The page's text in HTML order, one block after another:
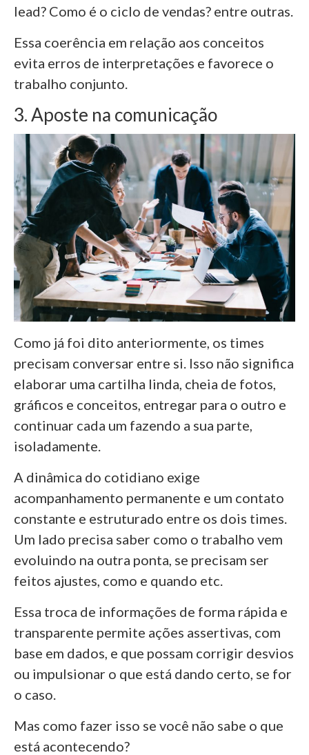
lead? Como é o ciclo de vendas? entre outras.
Essa coerência em relação aos conceitos
evita erros de interpretações e favorece o
trabalho conjunto.
3. Aposte na comunicação
Como já foi dito anteriormente, os times
precisam conversar entre si. Isso não significa
elaborar uma cartilha linda, cheia de fotos,
gráficos e conceitos, entregar para o outro e
continuar cada um fazendo a sua parte,
isoladamente.
A dinâmica do cotidiano exige
acompanhamento permanente e um contato
constante e estruturado entre os dois times.
Um lado precisa saber como o trabalho vem
evoluindo na outra ponta, se precisam ser
feitos ajustes, como e quando etc.
Essa troca de informações de forma rápida e
transparente permite ações assertivas, com
base em dados, e que possam corrigir desvios
ou impulsionar o que está dando certo, se for
o caso.
Mas como fazer isso se você não sabe o que
está acontecendo?